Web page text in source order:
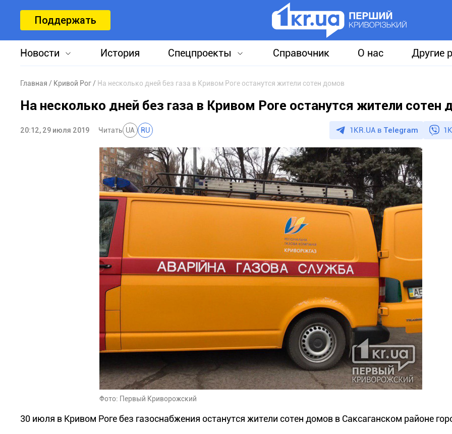
Поддержать
Новости История Спецпроекты Справочник О нас Другие
Главная Кривой Рог На несколько дней без газа в Кривом Роге останутся жители сотен домов
На несколько дней без газа в Кривом Роге останутся жители сотен
20:12, 29 июля 2019 Читать UA RU 1KR.UA в Telegram
Фото: Первый Криворожский
30 июля в Кривом Роге без газоснабжения останутся жители сотен домов в Саксаганском районе